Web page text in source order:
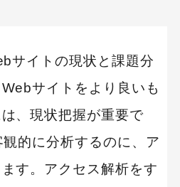
サイトの現状と課題分
サイトをより良いも
、現状把握が重要で
的に分析するのに、ア
す。アクセス解析をす